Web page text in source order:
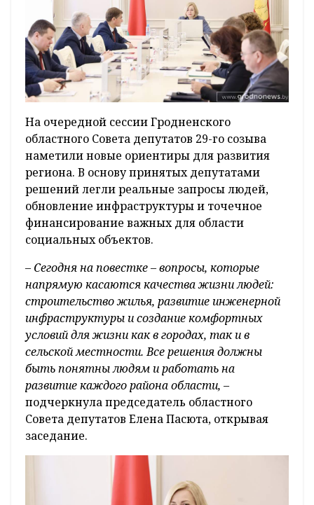
На очередной сессии Гродненского
областного Совета депутатов 29-го созыва
наметили новые ориентиры для развития
региона. В основу принятых депутатами
решений легли реальные запросы людей,
обновление инфраструктуры и точечное
финансирование важных для области
социальных объектов.
– Сегодня на повестке – вопросы, которые
напрямую касаются качества жизни людей:
строительство жилья, развитие инженерной
инфраструктуры и создание комфортных
условий для жизни как в городах, так и в
сельской местности. Все решения должны
быть понятны людям и работать на
развитие каждого района области, –
подчеркнула председатель областного
Совета депутатов Елена Пасюта, открывая
заседание.